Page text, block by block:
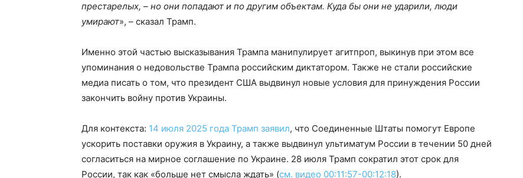
престарелых, – но они попадают и по другим объектам. Куда бы они не ударили, люди
умирают», – сказал Трамп.
Именно этой частью высказывания Трампа манипулирует агитпроп, выкинув при этом все
упоминания о недовольстве Трампа российским диктатором. Также не стали российские
медиа писать о том, что президент США выдвинул новые условия для принуждения России
закончить войну против Украины.
Для контекста: 14 июля 2025 года Трамп заявил, что Соединенные Штаты помогут Европе
ускорить поставки оружия в Украину, а также выдвинул ультиматум России в течении 50 дней
согласиться на мирное соглашение по Украине. 28 июля Трамп сократил этот срок для
России, так как «больше нет смысла ждать» (см. видео 00:11:57-00:12:18).